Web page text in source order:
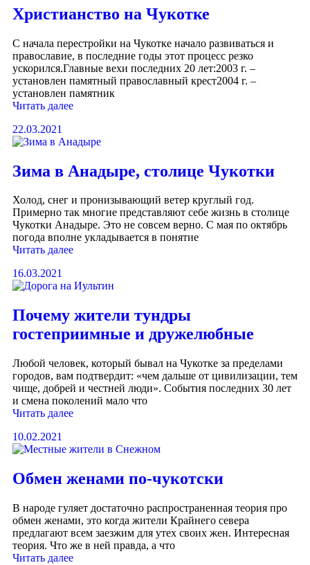
Христианство на Чукотке
С начала перестройки на Чукотке начало развиваться и
православие, в последние годы этот процесс резко
ускорился.Главные вехи последних 20 лет:2003 г. –
установлен памятный православный крест2004 г. –
установлен памятник
Читать далее
22.03.2021
Зима в Анадыре, столице Чукотки
Холод, снег и пронизывающий ветер круглый год.
Примерно так многие представляют себе жизнь в столице
Чукотки Анадыре. Это не совсем верно. С мая по октябрь
погода вполне укладывается в понятие
Читать далее
16.03.2021
Почему жители тундры
гостеприимные и дружелюбные
Любой человек, который бывал на Чукотке за пределами
городов, вам подтвердит: «чем дальше от цивилизации, тем
чище, добрей и честней люди». События последних 30 лет
и смена поколений мало что
Читать далее
10.02.2021
Обмен женами по-чукотски
В народе гуляет достаточно распространенная теория про
обмен женами, это когда жители Крайнего севера
предлагают всем заезжим для утех своих жен. Интересная
теория. Что же в ней правда, а что
Читать далее